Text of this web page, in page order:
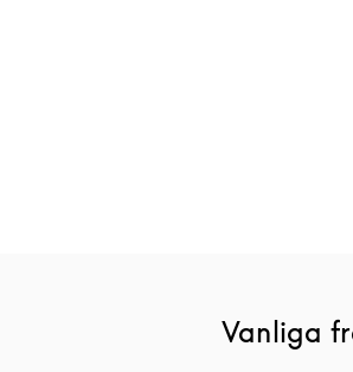
Vanliga